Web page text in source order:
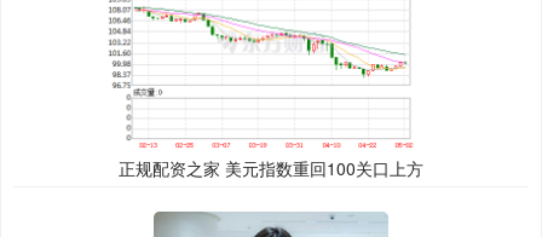
正规配资之家 美元指数重回100关口上方